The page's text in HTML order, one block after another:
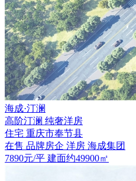
海成·汀澜
高阶汀澜 纯奢洋房
住宅 重庆市奉节县
在售 品牌房企 洋房 海成集团
7890元/平 建面约49900㎡